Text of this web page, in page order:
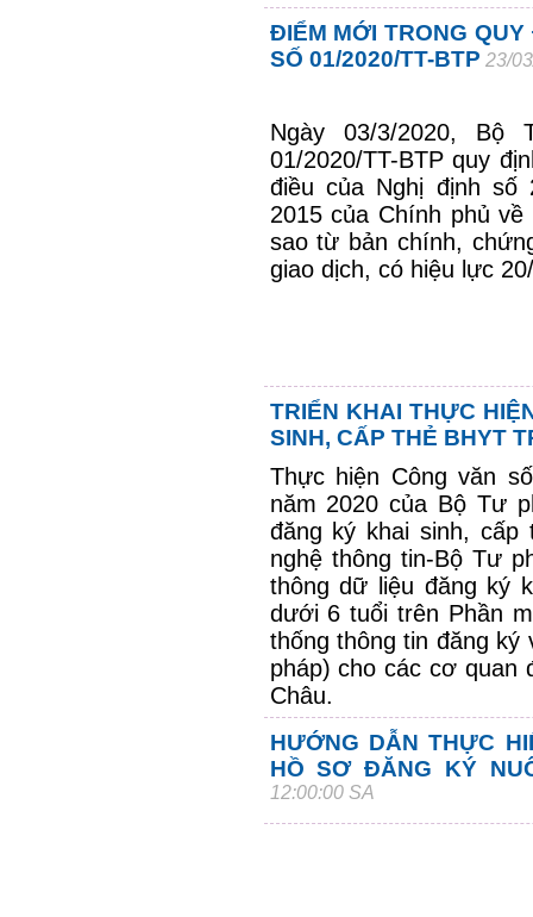
ĐIỂM MỚI TRONG
SỐ 01/2020/TT-BTP 23/
Ngày 03/3/2020,
01/2020/TT-BTPquy
điều của Nghị định số
2015 của Chính phủ
sao từ bản chính,
giao dịch, có hiệu lực
TRIỂN KHAI THỰC
SINH, CẤP THẺ BHYT
Thực hiện Công văn
năm 2020 của Bộ Tư
đăng ký khai sinh, cấp
nghệ thông tin-Bộ Tư
thông dữ liệu đăng ký
dưới 6 tuổi trên Phần
thống thông tin đăng ký
pháp) cho các cơ quan
Châu.
HƯỚNG DẪN THỰC
HỒ SƠ ĐĂNG KÝ
12:00:00 SA